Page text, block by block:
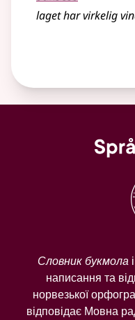
laget har virkelig
Словник букмолаі
написання та
норвезької
відповідає Мовна